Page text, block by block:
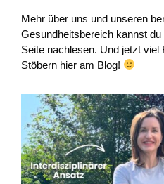
Mehr über uns und unseren
Gesundheitsbereich kannst du
Seite nachlesen. Und jetzt viel
Stöbern hier am Blog!